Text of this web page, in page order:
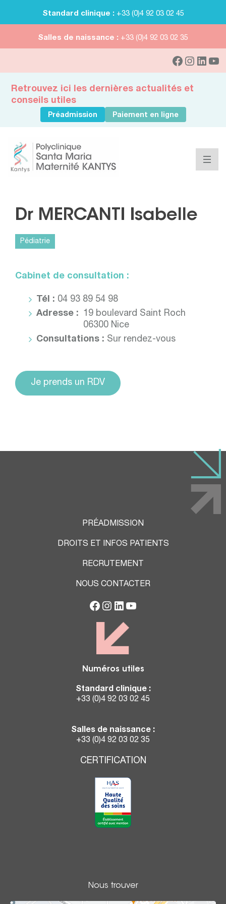
Standard clinique : +33 (0)4 92 03 02 45
Salles de naissance : +33 (0)4 92 03 02 35
Retrouvez ici les dernières actualités et
conseils utiles
Préadmission Paiement en ligne
Dr MERCANTI Isabelle
Pédiatrie
Cabinet de consultation :
Tél : 04 93 89 54 98
Adresse :
19 boulevard Saint Roch
06300 Nice
Consultations : Sur rendez-vous
Je prends un RDV
PRÉADMISSION
DROITS ET INFOS PATIENTS
RECRUTEMENT
NOUS CONTACTER
Numéros utiles
Standard clinique :
+33 (0)4 92 03 02 45
Salles de naissance :
+33 (0)4 92 03 02 35
CERTIFICATION
Nous trouver